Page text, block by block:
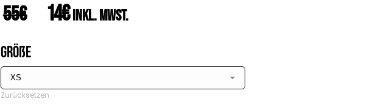
55€ 14€ inkl. MwSt.
Größe
Zurücksetzen